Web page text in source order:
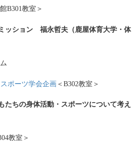
B301教室＞
ッション 福永哲夫（鹿屋体育大学・体
ポーツ学会企画 ＜B302教室＞
たちの身体活動・スポーツについて考え
教室＞